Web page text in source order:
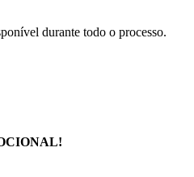
durante todo o processo.